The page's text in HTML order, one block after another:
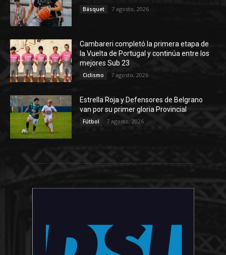
Básquet 7 agosto, 2026
Cambareri completó la primera etapa de
la Vuelta de Portugal y continúa entre los
mejores Sub 23
Ciclismo 7 agosto, 2026
Estrella Roja y Defensores de Belgrano
van por su primer gloria Provincial
Fútbol 7 agosto, 2026